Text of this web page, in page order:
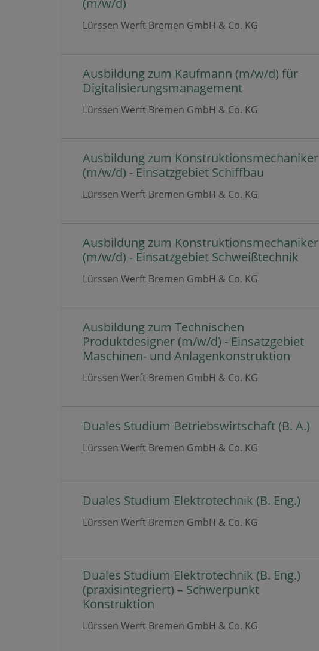
(m/w/d)
Lürssen Werft Bremen GmbH & Co. KG
Ausbildung zum Kaufmann (m/w/d) für
Digitalisierungsmanagement
Lürssen Werft Bremen GmbH & Co. KG
Ausbildung zum Konstruktionsmechaniker
(m/w/d) - Einsatzgebiet Schiffbau
Lürssen Werft Bremen GmbH & Co. KG
Ausbildung zum Konstruktionsmechaniker
(m/w/d) - Einsatzgebiet Schweißtechnik
Lürssen Werft Bremen GmbH & Co. KG
Ausbildung zum Technischen
Produktdesigner (m/w/d) - Einsatzgebiet
Maschinen- und Anlagenkonstruktion
Lürssen Werft Bremen GmbH & Co. KG
Duales Studium Betriebswirtschaft (B. A.)
Lürssen Werft Bremen GmbH & Co. KG
Duales Studium Elektrotechnik (B. Eng.)
Lürssen Werft Bremen GmbH & Co. KG
Duales Studium Elektrotechnik (B. Eng.)
(praxisintegriert) – Schwerpunkt
Konstruktion
Lürssen Werft Bremen GmbH & Co. KG